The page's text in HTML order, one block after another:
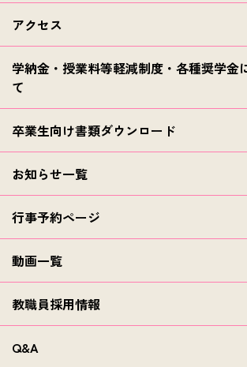
アクセス
学納金・授業料等軽減制度・各種奨学金
て
卒業生向け書類ダウンロード
お知らせ一覧
行事予約ページ
動画一覧
教職員採用情報
Q&A